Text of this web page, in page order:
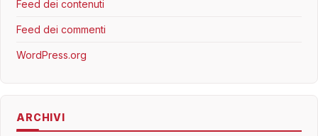
Feed dei contenuti
Feed dei commenti
WordPress.org
ARCHIVI